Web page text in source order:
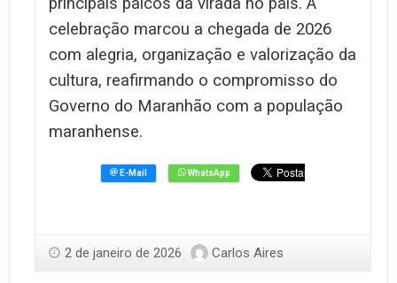
celebração marcou a chegada de 2026
com alegria, organização e valorização da
cultura, reafirmando o compromisso do
Governo do Maranhão com a população
maranhense.
2 de janeiro de 2026 Carlos Aires